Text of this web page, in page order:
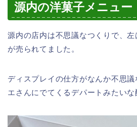
源内の洋菓子メニュー
源内の店内は不思議なつくりで、
が売られてました。
ディスプレイの仕方がなんか不思
エさんにでてくるデパートみたいな